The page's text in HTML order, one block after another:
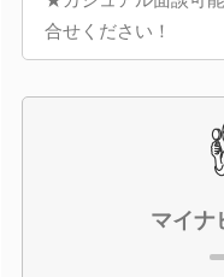
合せください！
マイナ